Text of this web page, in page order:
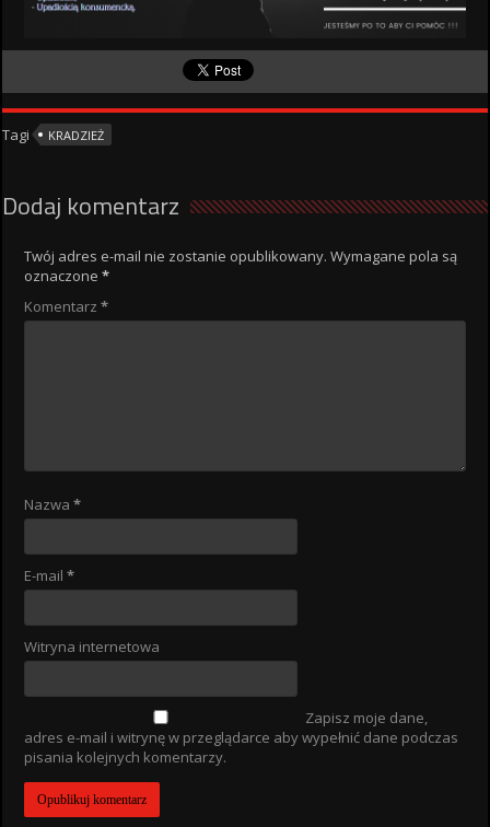
Tagi KRADZIEŻ
Dodaj komentarz
Twój adres e-mail nie zostanie opublikowany. Wymagane pola są
oznaczone*
Komentarz*
Nazwa*
E-mail*
Witryna internetowa
Zapisz moje dane,
adres e-mail i witrynę w przeglądarce aby wypełnić dane podczas
pisania kolejnych komentarzy.